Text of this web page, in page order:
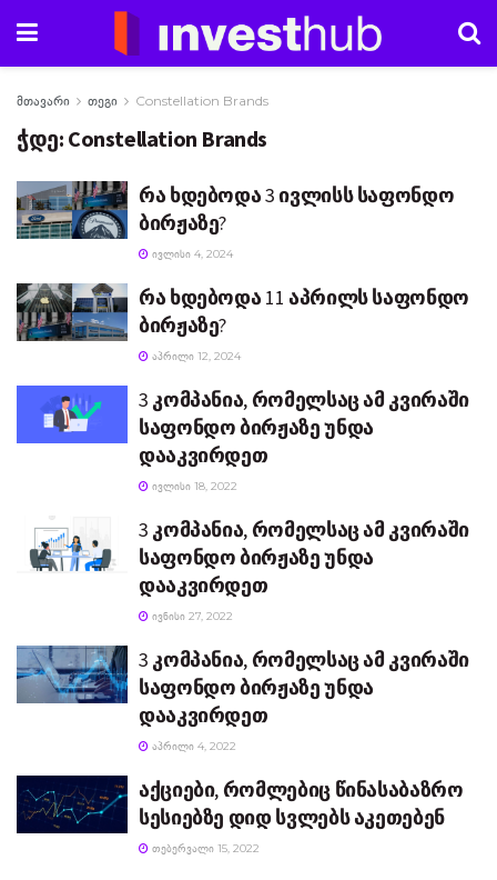
მთავარი თეგი Constellation Brands
ჭდე: Constellation Brands
რა ხდებოდა 3 ივლისს საფონდო
ბირჟაზე?
ᲘᲕᲚᲘᲡᲘ 4, 2024
რა ხდებოდა 11 აპრილს საფონდო
ბირჟაზე?
ᲐᲞᲠᲘᲚᲘ 12, 2024
3 კომპანია, რომელსაც ამ კვირაში
საფონდო ბირჟაზე უნდა
დააკვირდეთ
ᲘᲕᲚᲘᲡᲘ 18, 2022
3 კომპანია, რომელსაც ამ კვირაში
საფონდო ბირჟაზე უნდა
დააკვირდეთ
ᲘᲕᲜᲘᲡᲘ 27, 2022
3 კომპანია, რომელსაც ამ კვირაში
საფონდო ბირჟაზე უნდა
დააკვირდეთ
ᲐᲞᲠᲘᲚᲘ 4, 2022
აქციები, რომლებიც წინასაბაზრო
სესიებზე დიდ სვლებს აკეთებენ
ᲗᲔᲑᲔᲠᲕᲐᲚᲘ 15, 2022